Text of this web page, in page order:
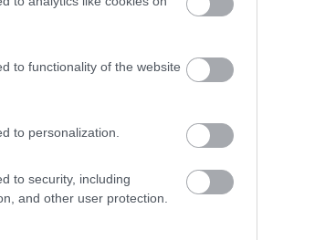
to functionality of the website
to personalization.
to security, including
and other user protection.
Area
Caccia ai